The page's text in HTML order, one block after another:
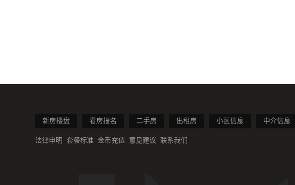
新房楼盘 看房报名 二手房 出租房 小区信息 中介信息
法律申明 套餐标准 金币充值 意见建议 联系我们